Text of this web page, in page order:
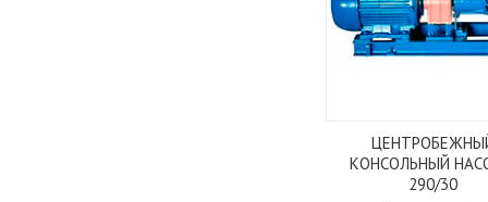
КОНСОЛЬНЫЙ
290/30